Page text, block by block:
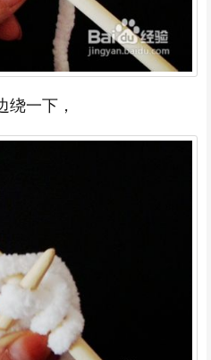
绕一下，